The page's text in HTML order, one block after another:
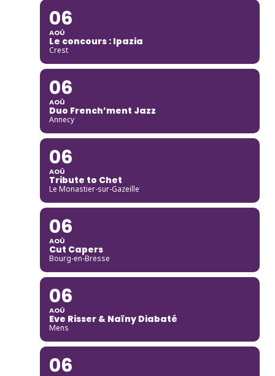
06
AOÛ
Le concours : Ipazia
Crest
06
AOÛ
Duo French’ment Jazz
Annecy
06
AOÛ
Tribute to Chet
Le Monastier-sur-Gazeille
06
AOÛ
Cut Capers
Bourg-en-Bresse
06
AOÛ
Eve Risser & Naïny Diabaté
Mens
06